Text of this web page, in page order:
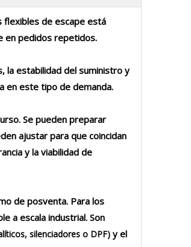
flexibles de escape está
en pedidos repetidos.
la estabilidad del suministro y
en este tipo de demanda.
Se pueden preparar
ajustar para que coincidan
y la viabilidad de
de posventa. Para los
a escala industrial. Son
silenciadores o DPF) y el